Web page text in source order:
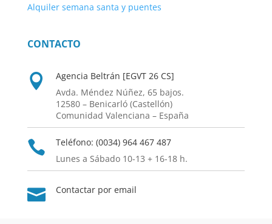
Alquiler semana santa y puentes
CONTACTO

Agencia Beltrán [EGVT 26 CS]
Avda. Méndez Núñez, 65 bajos.
12580 – Benicarló (Castellón)
Comunidad Valenciana – España

Teléfono: (0034) 964 467 487
Lunes a Sábado 10-13 + 16-18 h.
 Contactar por email